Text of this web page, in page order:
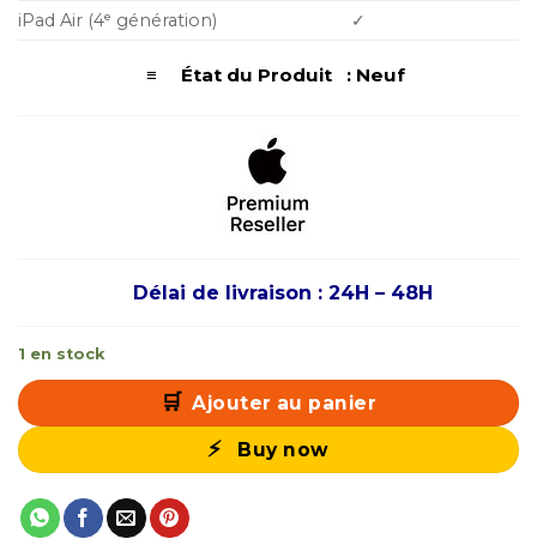
iPad Air (4ᵉ génération)
✓
≡ État du Produit : Neuf
Délai de livraison : 24H – 48H
1 en stock
Ajouter au panier
Buy now